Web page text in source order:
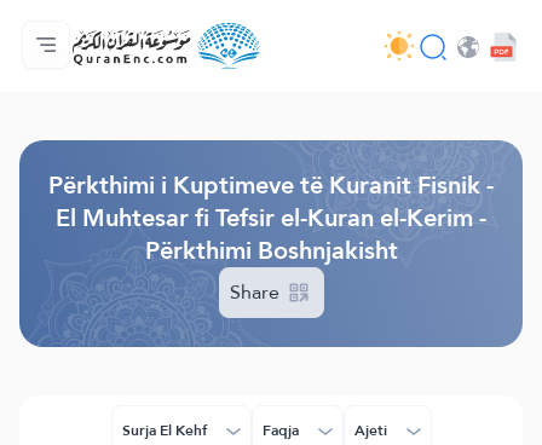
Ballina
Indeksi i Përkthimeve
Audio
Shërbime për zhvillues (programues) - API
Rreth projektit
Na kontaktoni
Gjuha
Përkthimi i Kuptimeve të Kuranit Fisnik -
El Muhtesar fi Tefsir el-Kuran el-Kerim -
Përkthimi Boshnjakisht
Share
Surja El Kehf Faqja Ajeti